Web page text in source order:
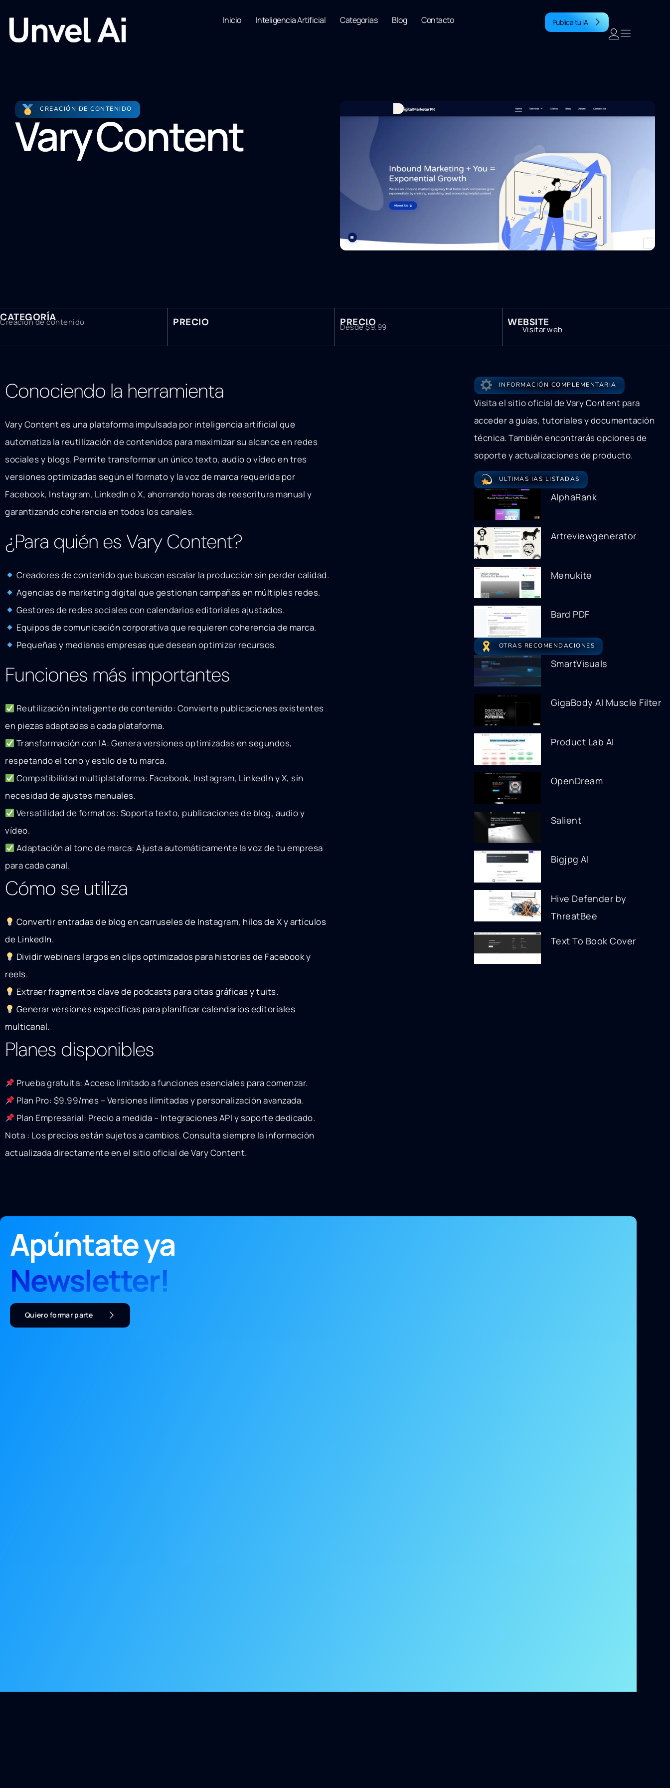
Inicio Inteligencia Artificial Categorias Blog Contacto Publica tu IA
CREACIÓN DE CONTENIDO
Vary Content
CATEGORÍA
Creación de contenido PRECIO PRECIO
Desde $9.99 WEBSITE
Visitar web
Conociendo la herramienta
Vary Content es una plataforma impulsada por inteligencia artificial que
automatiza la reutilización de contenidos para maximizar su alcance en redes
sociales y blogs. Permite transformar un único texto, audio o vídeo en tres
versiones optimizadas según el formato y la voz de marca requerida por
Facebook, Instagram, LinkedIn o X, ahorrando horas de reescritura manual y
garantizando coherencia en todos los canales.
¿Para quién es Vary Content?
Creadores de contenido que buscan escalar la producción sin perder calidad.
Agencias de marketing digital que gestionan campañas en múltiples redes.
Gestores de redes sociales con calendarios editoriales ajustados.
Equipos de comunicación corporativa que requieren coherencia de marca.
Pequeñas y medianas empresas que desean optimizar recursos.
Funciones más importantes
Reutilización inteligente de contenido: Convierte publicaciones existentes
en piezas adaptadas a cada plataforma.
Transformación con IA: Genera versiones optimizadas en segundos,
respetando el tono y estilo de tu marca.
Compatibilidad multiplataforma: Facebook, Instagram, LinkedIn y X, sin
necesidad de ajustes manuales.
Versatilidad de formatos: Soporta texto, publicaciones de blog, audio y
vídeo.
Adaptación al tono de marca: Ajusta automáticamente la voz de tu empresa
para cada canal.
Cómo se utiliza
Convertir entradas de blog en carruseles de Instagram, hilos de X y artículos
de LinkedIn.
Dividir webinars largos en clips optimizados para historias de Facebook y
reels.
Extraer fragmentos clave de podcasts para citas gráficas y tuits.
Generar versiones específicas para planificar calendarios editoriales
multicanal.
Planes disponibles
Prueba gratuita: Acceso limitado a funciones esenciales para comenzar.
Plan Pro: $9.99/mes – Versiones ilimitadas y personalización avanzada.
Plan Empresarial: Precio a medida – Integraciones API y soporte dedicado.
Nota : Los precios están sujetos a cambios. Consulta siempre la información
actualizada directamente en el sitio oficial de Vary Content.
INFORMACIÓN COMPLEMENTARIA
Visita el sitio oficial de Vary Content para
acceder a guías, tutoriales y documentación
técnica. También encontrarás opciones de
soporte y actualizaciones de producto.
ULTIMAS IAS LISTADAS
AlphaRank
Artreviewgenerator
Menukite
Bard PDF
OTRAS RECOMENDACIONES
SmartVisuals
GigaBody AI Muscle Filter
Product Lab AI
OpenDream
Salient
Bigjpg AI
Hive Defender by
ThreatBee
Text To Book Cover
Apúntate ya
Newsletter!
Quiero formar parte